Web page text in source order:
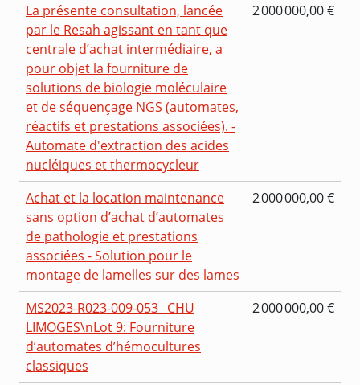
La présente consultation, lancée
par le Resah agissant en tant que
centrale d’achat intermédiaire, a
pour objet la fourniture de
solutions de biologie moléculaire
et de séquençage NGS (automates,
réactifs et prestations associées). -
Automate d'extraction des acides
nucléiques et thermocycleur
2 000 000,00 €
Achat et la location maintenance
sans option d’achat d’automates
de pathologie et prestations
associées - Solution pour le
montage de lamelles sur des lames
2 000 000,00 €
MS2023-R023-009-053_ CHU
LIMOGES\nLot 9: Fourniture
d’automates d’hémocultures
classiques
2 000 000,00 €